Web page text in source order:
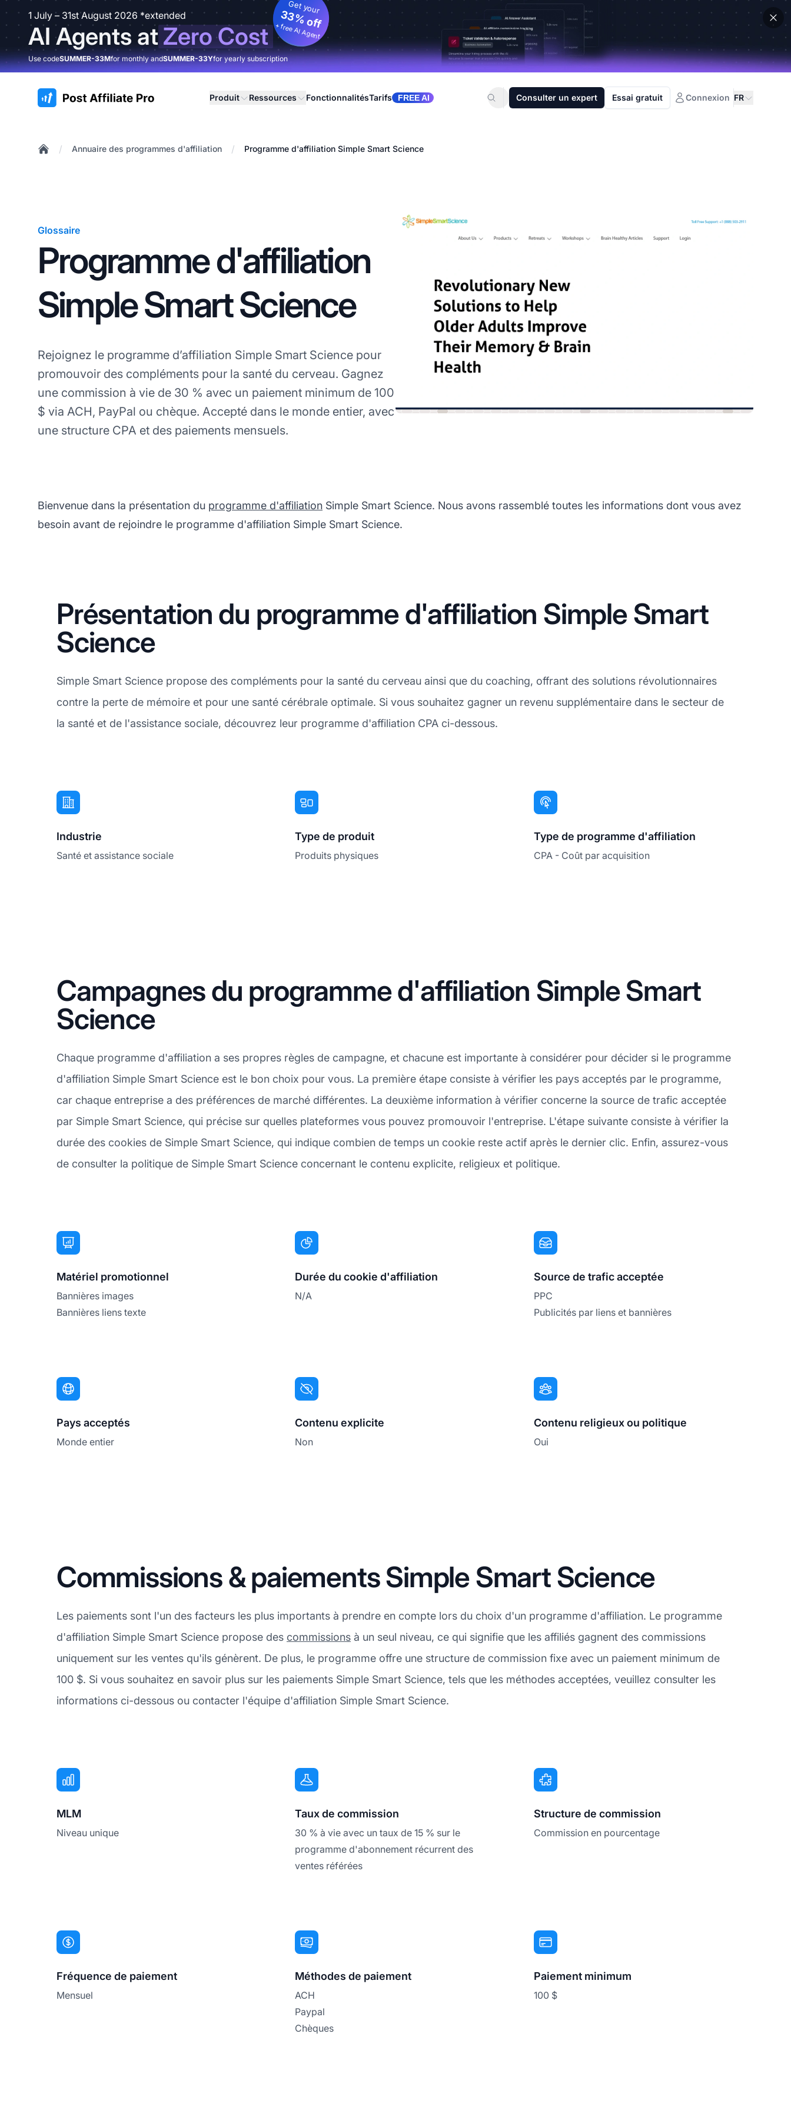
1 July – 31st August 2026 *extended
AI Agents atZero Cost
Get your
33% off
+ free AI Agent
Use codeSUMMER-33Mfor monthly andSUMMER-33Yfor yearly subscription
:site.title Produit Ressources FonctionnalitésTarifs FREE AI Consulter un expert Essai gratuit Connexion FR
/ Annuaire des programmes d'affiliation / Programme d'affiliation Simple Smart Science
Glossaire
Programme d'affiliation
Simple Smart Science
Rejoignez le programme d’affiliation Simple Smart Science pour
promouvoir des compléments pour la santé du cerveau. Gagnez
une commission à vie de 30 % avec un paiement minimum de 100
$ via ACH, PayPal ou chèque. Accepté dans le monde entier, avec
une structure CPA et des paiements mensuels.
Bienvenue dans la présentation du programme d'affiliation Simple Smart Science. Nous avons rassemblé toutes les informations dont vous avez
besoin avant de rejoindre le programme d'affiliation Simple Smart Science.
Présentation du programme d'affiliation Simple Smart
Science
Simple Smart Science propose des compléments pour la santé du cerveau ainsi que du coaching, offrant des solutions révolutionnaires
contre la perte de mémoire et pour une santé cérébrale optimale. Si vous souhaitez gagner un revenu supplémentaire dans le secteur de
la santé et de l'assistance sociale, découvrez leur programme d'affiliation CPA ci-dessous.
Industrie
Santé et assistance sociale
Type de produit
Produits physiques
Type de programme d'affiliation
CPA - Coût par acquisition
Campagnes du programme d'affiliation Simple Smart
Science
Chaque programme d'affiliation a ses propres règles de campagne, et chacune est importante à considérer pour décider si le programme
d'affiliation Simple Smart Science est le bon choix pour vous. La première étape consiste à vérifier les pays acceptés par le programme,
car chaque entreprise a des préférences de marché différentes. La deuxième information à vérifier concerne la source de trafic acceptée
par Simple Smart Science, qui précise sur quelles plateformes vous pouvez promouvoir l'entreprise. L'étape suivante consiste à vérifier la
durée des cookies de Simple Smart Science, qui indique combien de temps un cookie reste actif après le dernier clic. Enfin, assurez-vous
de consulter la politique de Simple Smart Science concernant le contenu explicite, religieux et politique.
Matériel promotionnel
Bannières images
Bannières liens texte
Durée du cookie d'affiliation
N/A
Source de trafic acceptée
PPC
Publicités par liens et bannières
Pays acceptés
Monde entier
Contenu explicite
Non
Contenu religieux ou politique
Oui
Commissions & paiements Simple Smart Science
Les paiements sont l'un des facteurs les plus importants à prendre en compte lors du choix d'un programme d'affiliation. Le programme
d'affiliation Simple Smart Science propose des commissions à un seul niveau, ce qui signifie que les affiliés gagnent des commissions
uniquement sur les ventes qu'ils génèrent. De plus, le programme offre une structure de commission fixe avec un paiement minimum de
100 $. Si vous souhaitez en savoir plus sur les paiements Simple Smart Science, tels que les méthodes acceptées, veuillez consulter les
informations ci-dessous ou contacter l'équipe d'affiliation Simple Smart Science.
MLM
Niveau unique
Taux de commission
30 % à vie avec un taux de 15 % sur le
programme d'abonnement récurrent des
ventes référées
Structure de commission
Commission en pourcentage
Fréquence de paiement
Mensuel
Méthodes de paiement
ACH
Paypal
Chèques
Paiement minimum
100 $